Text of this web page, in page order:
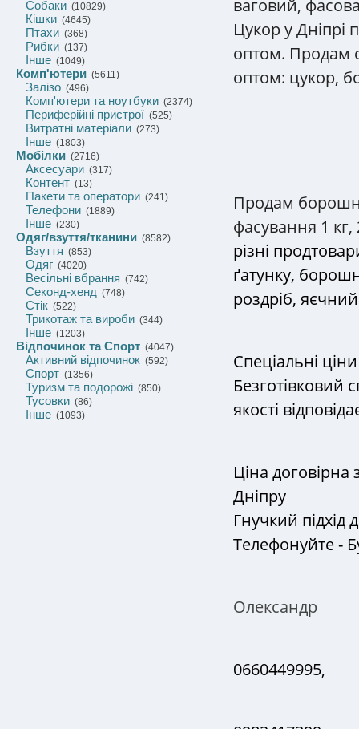
Собаки (10829)
Кішки (4645)
Птахи (368)
Рибки (137)
Інше (1049)
Комп'ютери (5611)
Залізо (496)
Комп'ютери та ноутбуки (2374)
Периферійні пристрої (525)
Витратні матеріали (273)
Інше (1803)
Мобілки (2716)
Аксесуари (317)
Контент (13)
Пакети та оператори (241)
Телефони (1889)
Інше (230)
Одяг/взуття/тканини (8582)
Взуття (853)
Одяг (4020)
Весільні вбрання (742)
Секонд-хенд (748)
Стік (522)
Трикотаж та вироби (344)
Інше (1203)
Відпочинок та Спорт (4047)
Активний відпочинок (592)
Спорт (1356)
Туризм та подорожі (850)
Тусовки (86)
Інше (1093)
ваговий,
Цукор у
оптом. Продам
оптом: цукор,
Продам
фасування 1 кг,
різні
ґатунку,
роздріб,
Спеціальні
Безготівковий
якості
Ціна договірна
Дніпру
Гнучкий підхід
Телефонуйте -
Олександр
0660449995,